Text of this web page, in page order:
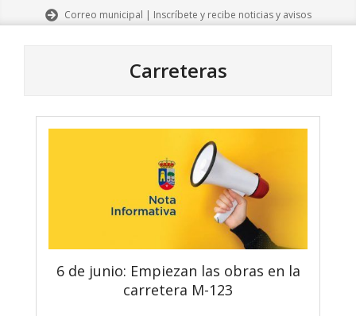
Correo municipal | Inscríbete y recibe noticias y avisos
Carreteras
6 de junio: Empiezan las obras en la
carretera M-123